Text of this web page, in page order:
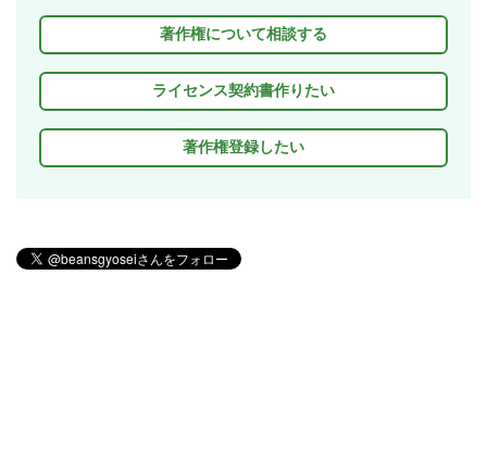
著作権について相談する
ライセンス契約書作りたい
著作権登録したい